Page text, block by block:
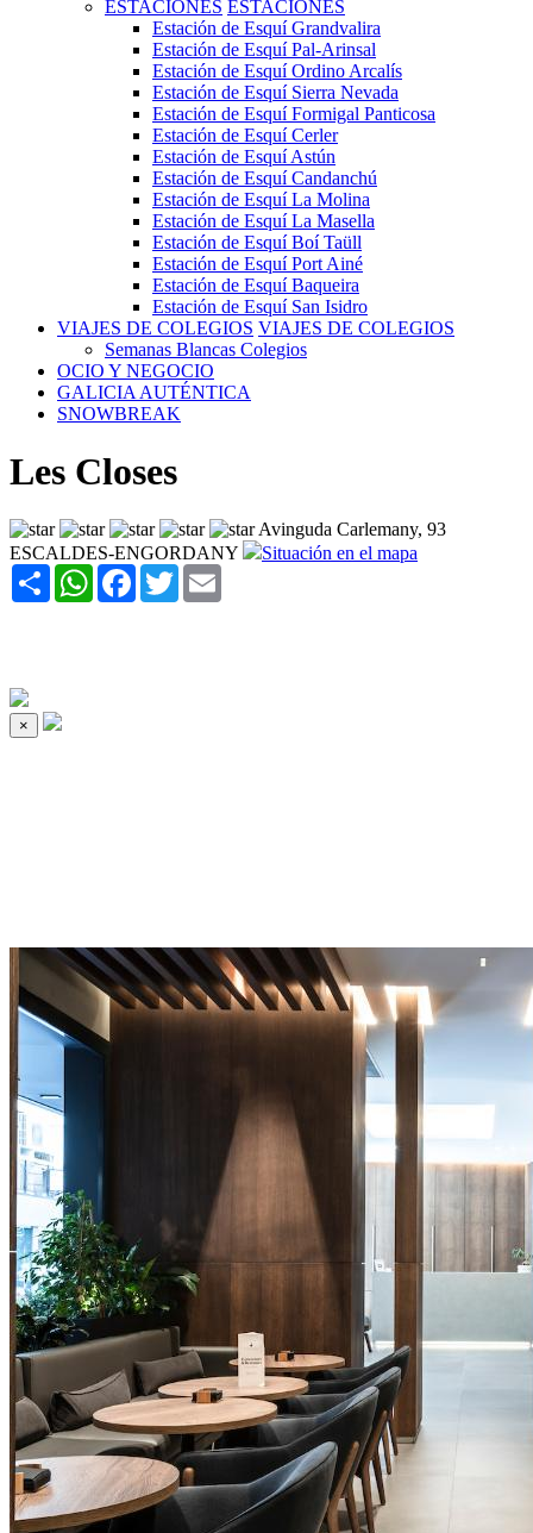
ESTACIONES ESTACIONES
Estación de Esquí Grandvalira
Estación de Esquí Pal-Arinsal
Estación de Esquí Ordino Arcalís
Estación de Esquí Sierra Nevada
Estación de Esquí Formigal Panticosa
Estación de Esquí Cerler
Estación de Esquí Astún
Estación de Esquí Candanchú
Estación de Esquí La Molina
Estación de Esquí La Masella
Estación de Esquí Boí Taüll
Estación de Esquí Port Ainé
Estación de Esquí Baqueira
Estación de Esquí San Isidro
VIAJES DE COLEGIOS VIAJES DE COLEGIOS
Semanas Blancas Colegios
OCIO Y NEGOCIO
GALICIA AUTÉNTICA
SNOWBREAK
Les Closes
Avinguda Carlemany, 93
ESCALDES-ENGORDANY
Situación en el mapa
Share WhatsAppFacebook
Twitter
×